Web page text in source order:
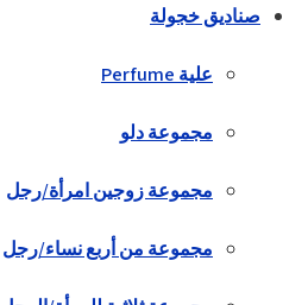
صناديق خجولة
علية Perfume
مجموعة دلو
مجموعة زوجين امرأة/رجل
مجموعة من أربع نساء/رجل